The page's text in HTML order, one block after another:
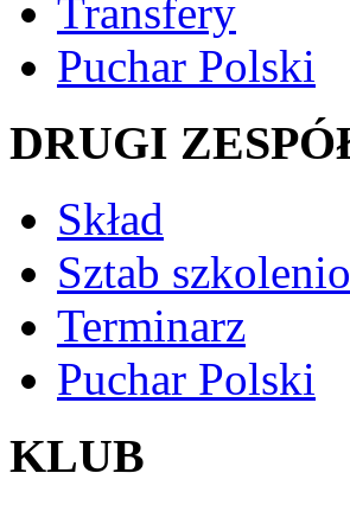
Transfery
Puchar Polski
DRUGI
Skład
Sztab
Terminarz
Puchar Polski
KLUB